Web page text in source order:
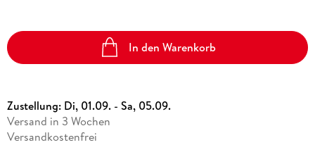
In den Warenkorb
Zustellung: Di, 01.09. - Sa, 05.09.
Versand in 3 Wochen
Versandkostenfrei